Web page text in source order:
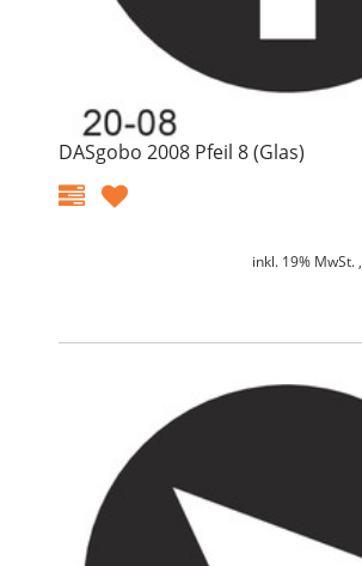
DASgobo 2008 Pfeil 8 (Glas)
inkl. 19% MwSt. ,